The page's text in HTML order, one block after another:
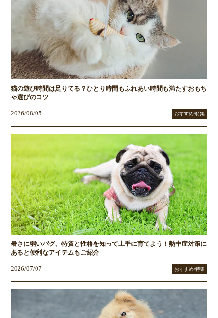
猫の遊び時間は足りてる？ひとり時間もふれあい時間も満たすおもち
ゃ選びのコツ
2026/08/05 おすすめ/特集
暑さに弱いパグ、特質と性格を知って上手に育てよう！熱中症対策に
あると便利なアイテムもご紹介
2026/07/07 おすすめ/特集